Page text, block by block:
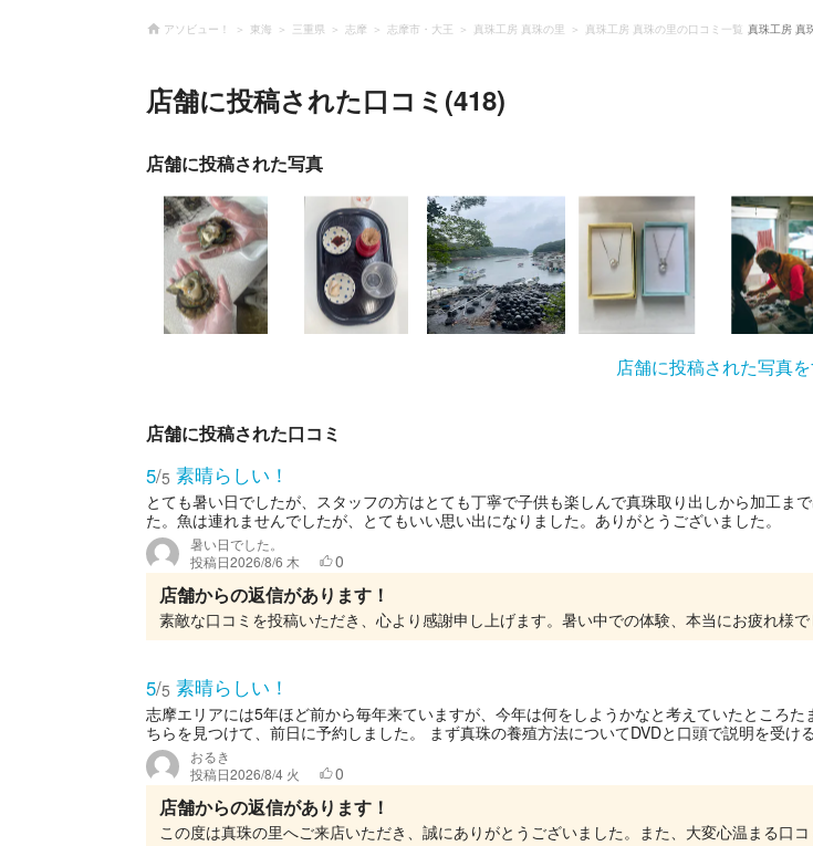
アソビュー！ 東海 三重県 志摩 志摩市・大王 真珠工房 真珠の里 真珠工房 真珠の里の口コミ一覧 真珠工房 真
店舗に投稿された口コミ(418)
店舗に投稿された写真
店舗に投稿された写真
店舗に投稿された口コミ
5/5 素晴らしい！
とても暑い日でしたが、スタッフの方はとても丁寧で子供も楽しんで真珠取り出しから加工ま
た。魚は連れませんでしたが、とてもいい思い出になりました。ありがとうございました。
暑い日でした。
投稿日2026/8/6 木 0
店舗からの返信があります！
5/5 素晴らしい！
志摩エリアには5年ほど前から毎年来ていますが、今年は何をしようかなと考えていたところた
ちらを見つけて、前日に予約しました。 まず真珠の養殖方法についてDVDと口頭で説明を受け
おるき
投稿日2026/8/4 火 0
店舗からの返信があります！